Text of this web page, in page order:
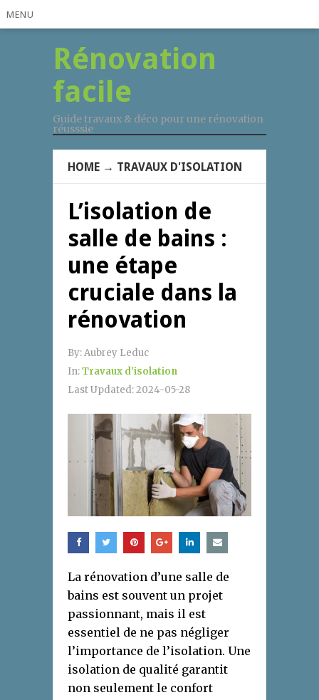
MENU
Rénovation
facile
Guide travaux & déco pour une rénovation
réusssie
HOME → TRAVAUX D'ISOLATION
L’isolation de
salle de bains :
une étape
cruciale dans la
rénovation
By:Aubrey Leduc
In:Travaux d'isolation
Last Updated:2024-05-28
La rénovation d’une salle de
bains est souvent un projet
passionnant, mais il est
essentiel de ne pas négliger
l’importance de l’isolation. Une
isolation de qualité garantit
non seulement le confort